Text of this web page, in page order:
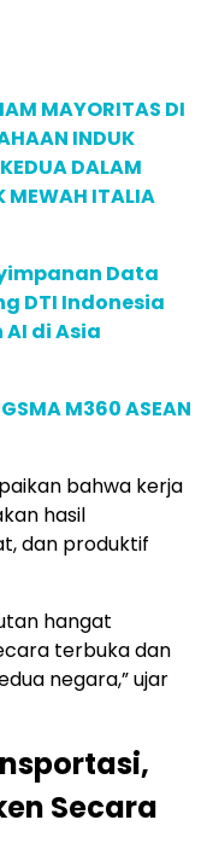
MAYORITAS DI
INDUK
DALAM
MEWAH ITALIA
Data
DTI Indonesia
di Asia
M360 ASEAN
bahwa kerja
hasil
dan produktif
hangat
terbuka dan
negara,” ujar
Secara